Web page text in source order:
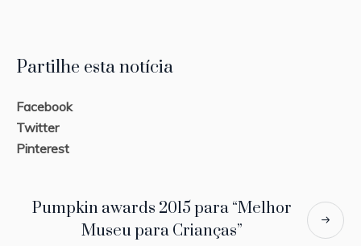
Partilhe esta notícia
Facebook
Twitter
Pinterest
Pumpkin awards 2015 para “Melhor
Museu para Crianças”